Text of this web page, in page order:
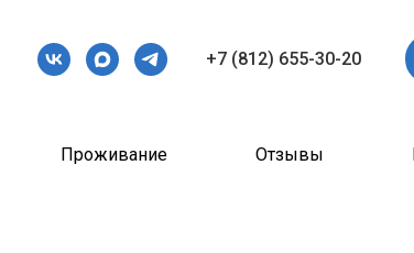
+7 (812) 655-30-20
Проживание Отзывы